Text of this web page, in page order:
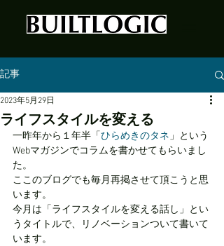
記事
ライフスタイルを変える
2023年5月29日
一昨年から１年半「 ひらめきのタネ」という
Webマガジンでコラムを書かせてもらいまし
た。
ここのブログでも毎月再掲させて頂こうと思
います。
今月は「ライフスタイルを変える話し」とい
うタイトルで、リノベーションついて書いて
います。